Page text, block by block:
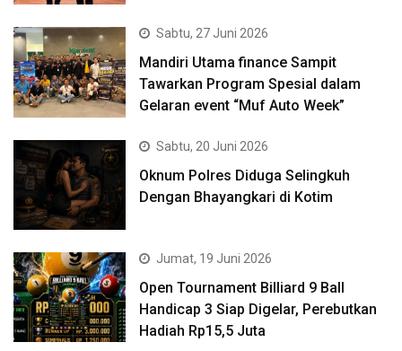
Sabtu, 27 Juni 2026
Mandiri Utama finance Sampit
Tawarkan Program Spesial dalam
Gelaran event “Muf Auto Week”
Sabtu, 20 Juni 2026
Oknum Polres Diduga Selingkuh
Dengan Bhayangkari di Kotim
Jumat, 19 Juni 2026
Open Tournament Billiard 9 Ball
Handicap 3 Siap Digelar, Perebutkan
Hadiah Rp15,5 Juta